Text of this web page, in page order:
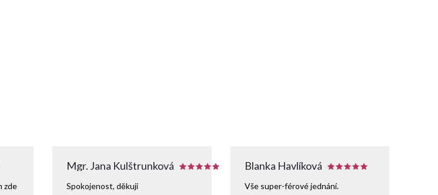
zde
Mgr. Jana Kulštrunková
Spokojenost, děkuji
Blanka Havlíková
Vše super-férové jednání.